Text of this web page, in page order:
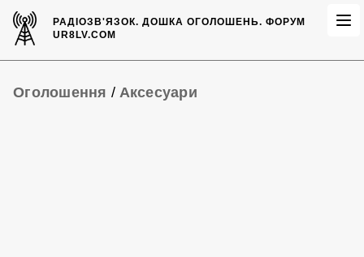
РАДІОЗВ'ЯЗОК.ДОШКА ОГОЛОШЕНЬ. ФОРУМ
UR8LV.COM
Оголошення / Аксесуари